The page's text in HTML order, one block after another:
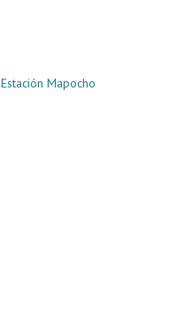
Estación Mapocho